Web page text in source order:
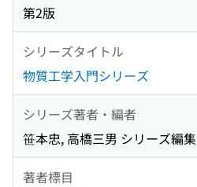
第2版
シリーズタイトル
物質工学入門シリーズ
シリーズ著者・編者
笹本忠, 高橋三男 シリーズ編集
著者標目